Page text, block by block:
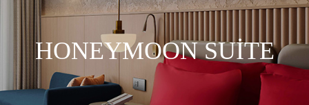
HONEYMOON SUİTE